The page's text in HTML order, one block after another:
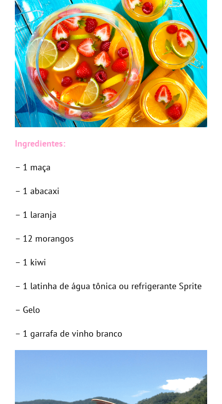
Ingredientes:
– 1 maça
– 1 abacaxi
– 1 laranja
– 12 morangos
– 1 kiwi
– 1 latinha de água tônica ou refrigerante Sprite
– Gelo
– 1 garrafa de vinho branco